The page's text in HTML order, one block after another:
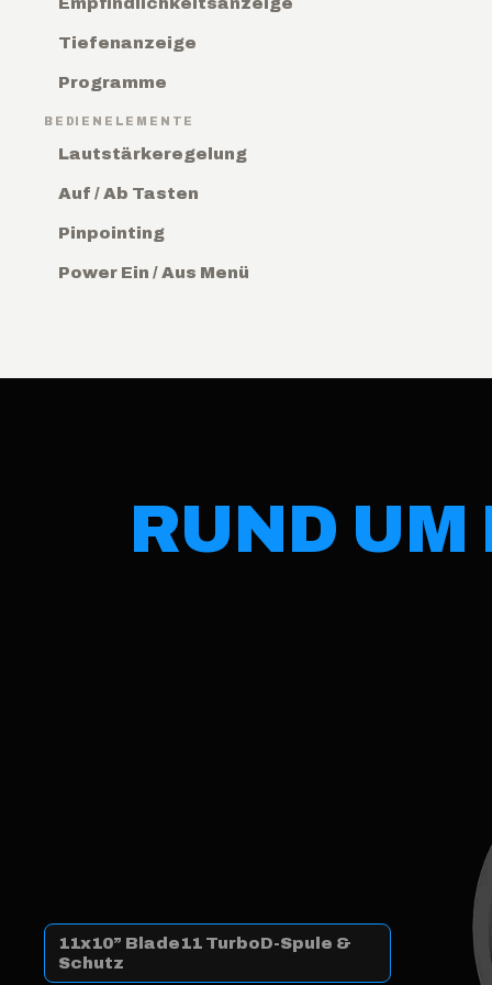
Tiefenanzeige
Programme
BEDIENELEMENTE
Lautstärkeregelung
Auf / Ab Tasten
Pinpointing
Power Ein / Aus Menü
RUND UM
11x10” Blade11 TurboD-Spule &
Schutz